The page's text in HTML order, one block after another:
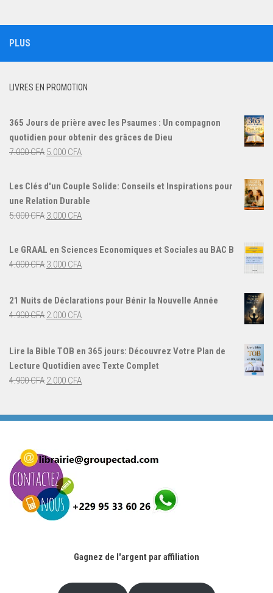
PLUS
LIVRES EN PROMOTION
365 Jours de prière avec les Psaumes : Un compagnon
quotidien pour obtenir des grâces de Dieu
7.000CFA Le
initial
était :
7.000 CFA.
5.000 CFALe
actuel
est :
Les Clés d'un Couple Solide: Conseils et Inspirations pour
une Relation Durable
5.000CFA Le
initial
était :
3.000 CFALe
actuel
Le GRAAL en Sciences Economiques et Sociales au BAC B
4.000CFA Le
4.000 CFA.
3.000 CFALe
3.000 CFA.
21 Nuits de Déclarations pour Bénir la Nouvelle Année
4.900CFA Le
4.900 CFA.
2.000 CFALe
Lire la Bible TOB en 365 jours: Découvrez Votre Plan de
Lecture Quotidien avec Texte Complet
4.900CFA Le
était :
2.000 CFALe
est :
Gagnez de l'argent par affiliation